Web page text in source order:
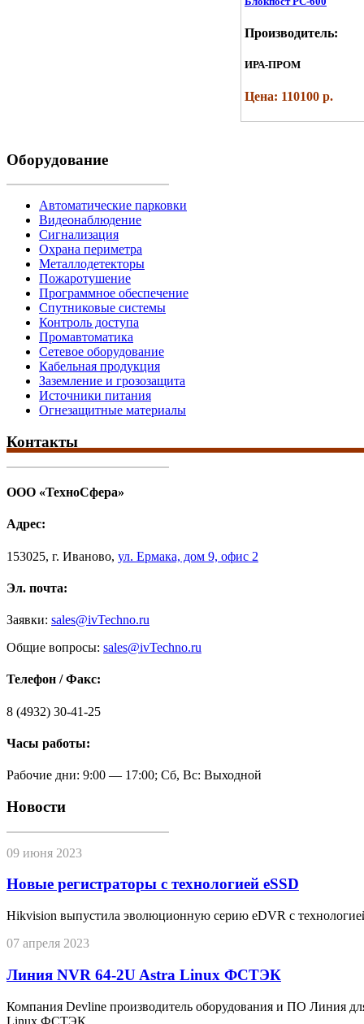
Производитель:
ИРА-ПРОМ
Цена: 110100 р.
Оборудование
Автоматические парковки
Видеонаблюдение
Сигнализация
Охрана периметра
Металлодетекторы
Пожаротушение
Программное обеспечение
Спутниковые системы
Контроль доступа
Промавтоматика
Сетевое оборудование
Кабельная продукция
Заземление и грозозащита
Источники питания
Огнезащитные материалы
Контакты
ООО «ТехноСфера»
Адрес:
153025, г. Иваново, ул. Ермака, дом 9, офис 2
Эл. почта:
Заявки: sales@ivTechno.ru
Общие вопросы: sales@ivTechno.ru
Телефон / Факс:
8 (4932) 30-41-25
Часы работы:
Рабочие дни: 9:00 — 17:00; Сб, Вс: Выходной
Новости
09 июня 2023
Новые регистраторы с технологией eSSD
Hikvision выпустила эволюционную серию eDVR с
07 апреля 2023
Линия NVR 64-2U Astra Linux ФСТЭК
Компания Devline производитель оборудования и ПО Линия
Linux ФСТЭК.